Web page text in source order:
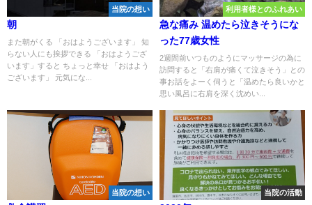
当院の想い
朝
また朝がくる 「おはようございます」 知
らない人にも挨拶できる 「おはようござ
います」すると ちょっと幸せ 「おはよう
ございます」 元気にな...
利用者様とのふれあい
急な痛み 温めたら泣きそうにな
った77歳女性
2週間前いつものようにマッサージの為に
訪問すると「右肩が痛くて泣きそう」との
事お話をよーく伺うと「温めたら良いかと
思い風呂に右肩を深く沈めい...
当院の想い 当院の活動